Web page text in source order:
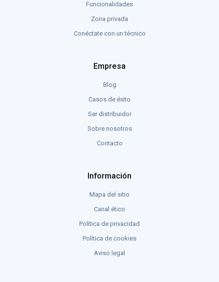
Funcionalidades
Zona privada
Conéctate con un técnico
Empresa
Blog
Casos de éxito
Ser distribuidor
Sobre nosotros
Contacto
Información
Mapa del sitio
Canal ético
Política de privacidad
Política de cookies
Aviso legal